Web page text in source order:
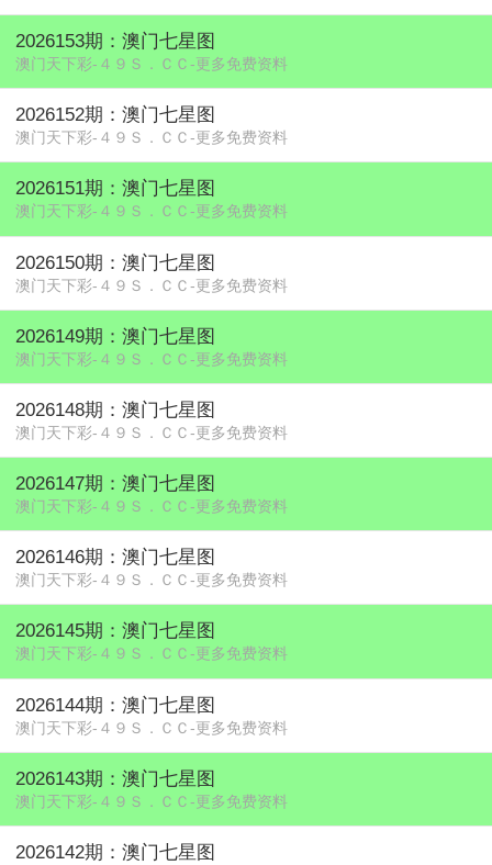
2026153期：澳门七星图
澳门天下彩-４９Ｓ．ＣＣ-更多免费资料
2026152期：澳门七星图
澳门天下彩-４９Ｓ．ＣＣ-更多免费资料
2026151期：澳门七星图
澳门天下彩-４９Ｓ．ＣＣ-更多免费资料
2026150期：澳门七星图
澳门天下彩-４９Ｓ．ＣＣ-更多免费资料
2026149期：澳门七星图
澳门天下彩-４９Ｓ．ＣＣ-更多免费资料
2026148期：澳门七星图
澳门天下彩-４９Ｓ．ＣＣ-更多免费资料
2026147期：澳门七星图
澳门天下彩-４９Ｓ．ＣＣ-更多免费资料
2026146期：澳门七星图
澳门天下彩-４９Ｓ．ＣＣ-更多免费资料
2026145期：澳门七星图
澳门天下彩-４９Ｓ．ＣＣ-更多免费资料
2026144期：澳门七星图
澳门天下彩-４９Ｓ．ＣＣ-更多免费资料
2026143期：澳门七星图
澳门天下彩-４９Ｓ．ＣＣ-更多免费资料
2026142期：澳门七星图